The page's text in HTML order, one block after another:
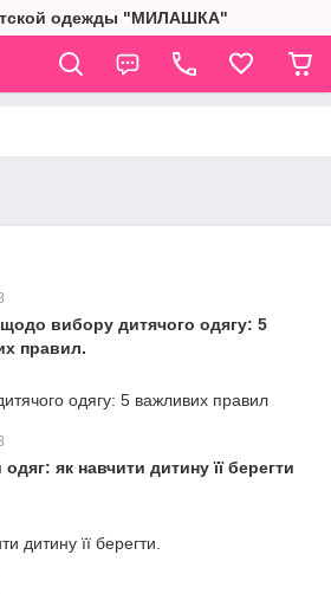
одежды "МИЛАШКА"
вибору дитячого одягу: 5
правил.
одягу: 5 важливих правил
як навчити дитину її берегти
дитину її берегти.